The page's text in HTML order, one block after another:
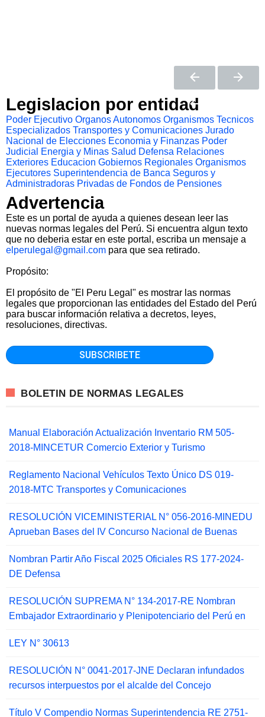
Legislacion por entidad
Poder Ejecutivo Organos Autonomos Organismos Tecnicos
Especializados Transportes y Comunicaciones Jurado
Nacional de Elecciones Economia y Finanzas Poder
Judicial
Energia y Minas Salud Defensa Relaciones
Exteriores Educacion Gobiernos Regionales Organismos
Ejecutores Superintendencia de Banca Seguros y
Administradoras Privadas de Fondos de Pensiones
Advertencia
Este es un portal de ayuda a quienes desean leer las
nuevas normas legales del Perú. Si encuentra algun texto
que no deberia estar en este portal, escriba un mensaje a
elperulegal@gmail.com para que sea retirado.
Propósito:
El propósito de "El Peru Legal" es mostrar las normas
legales que proporcionan las entidades del Estado del Perú
para buscar información relativa a decretos, leyes,
resoluciones, directivas.
BOLETIN DE NORMAS LEGALES
Manual Elaboración Actualización Inventario RM 505-
2018-MINCETUR Comercio Exterior y Turismo
Reglamento Nacional Vehículos Texto Único DS 019-
2018-MTC Transportes y Comunicaciones
RESOLUCIÓN VICEMINISTERIAL N° 056-2016-MINEDU
Aprueban Bases del IV Concurso Nacional de Buenas
Nombran Partir Año Fiscal 2025 Oficiales RS 177-2024-
DE Defensa
RESOLUCIÓN SUPREMA N° 134-2017-RE Nombran
Embajador Extraordinario y Plenipotenciario del Perú en
LEY N° 30613
RESOLUCIÓN N° 0041-2017-JNE Declaran infundados
recursos interpuestos por el alcalde del Concejo
Título V Compendio Normas Superintendencia RE 2751-